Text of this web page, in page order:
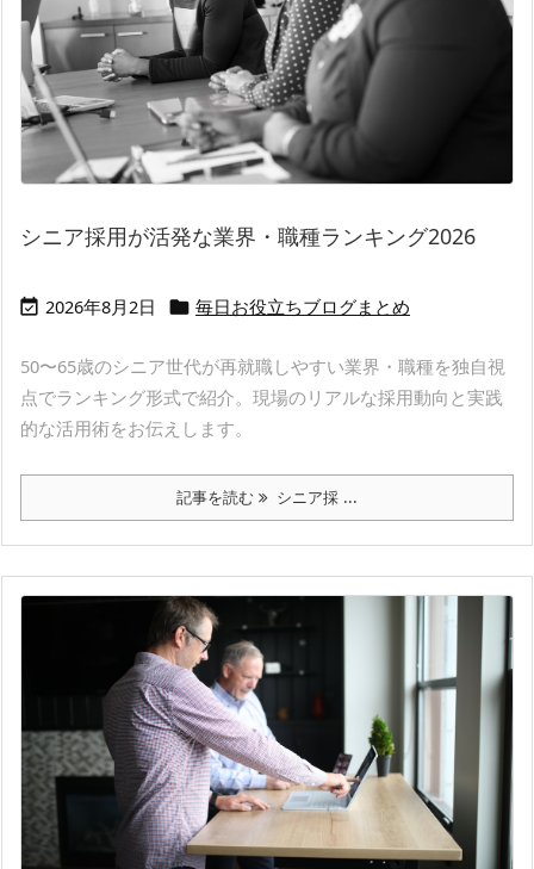
シニア採用が活発な業界・職種ランキング2026
 2026年8月2日  毎日お役立ちブログまとめ
50〜65歳のシニア世代が再就職しやすい業界・職種を独自視
点でランキング形式で紹介。現場のリアルな採用動向と実践
的な活用術をお伝えします。
記事を読む シニア採 ...